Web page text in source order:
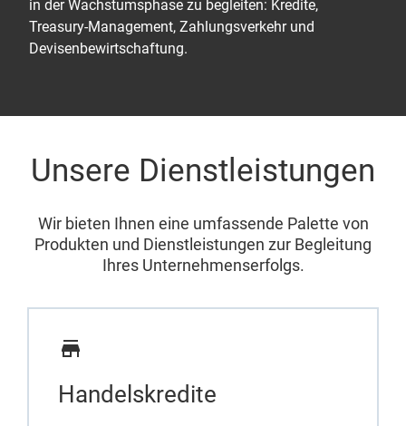
in der Wachstumsphase zu begleiten: Kredite,
Treasury-Management, Zahlungsverkehr und
Devisenbewirtschaftung.
Unsere Dienstleistungen
Wir bieten Ihnen eine umfassende Palette von
Produkten und Dienstleistungen zur Begleitung
Ihres Unternehmenserfolgs.
Handelskredite